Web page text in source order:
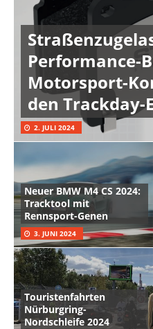
Performance-
Motorsport-
den Trackday-
2. JULI 2024
Neuer BMW M4 CS 2024:
Tracktool mit
Rennsport-Genen
3. JUNI 2024
Touristenfahrten
Nürburgring-
Nordschleife 2024